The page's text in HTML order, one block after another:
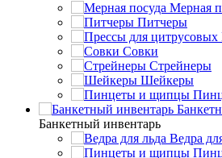
Мерная
Питчеры
Совки
Стрейнеры
Шейкеры
Банкетный инвентарь
Ведра